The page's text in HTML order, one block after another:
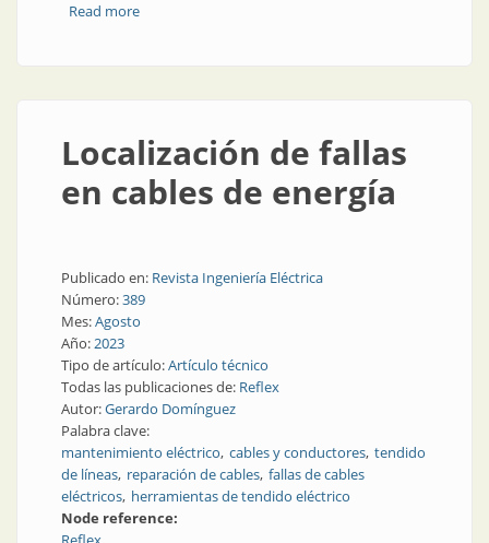
Read moreabout Se cuida el carrete, se cuida el cable
Localización de fallas
en cables de energía
Publicado en: Revista Ingeniería Eléctrica
Número:389
Mes:Agosto
Año:2023
Tipo de artículo:Artículo técnico
Todas las publicaciones de: Reflex
Autor:Gerardo Domínguez
Palabra clave:
mantenimiento eléctrico cables y conductores tendido
de líneas reparación de cables fallas de cables
eléctricos herramientas de tendido eléctrico
Node reference: